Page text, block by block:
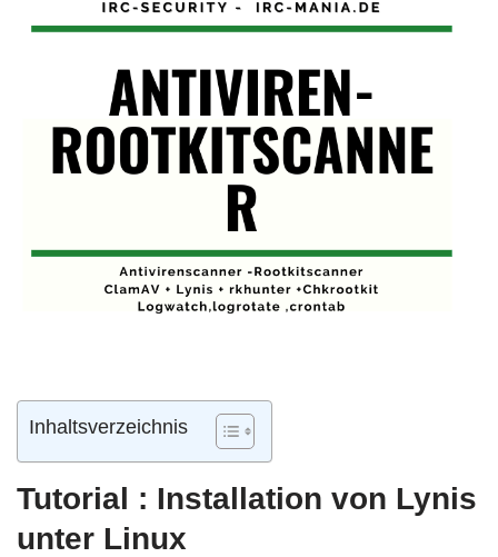
Inhaltsverzeichnis
Tutorial : Installation von Lynis
unter Linux